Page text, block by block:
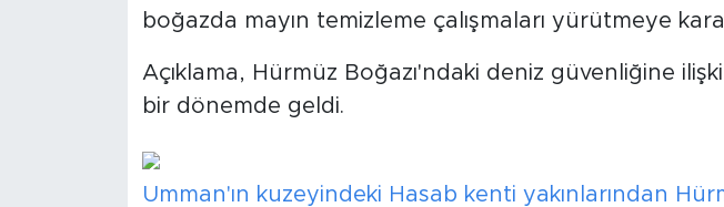
boğazda mayın temizleme çalışmaları yürütmeye
Açıklama, Hürmüz Boğazı'ndaki deniz güvenliğine
bir dönemde geldi.
Umman'ın kuzeyindeki Hasab kenti yakınlarından